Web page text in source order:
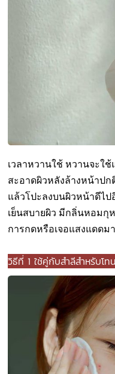
เวลาหวานใช้ หวานจะใ
สะอาดผิวหลังล้างหน้าป
แล้วโปะลงบนผิวหน้าดีไ
เย็นสบายผิว มีกลิ่นหอมกุ
การกดหรือเจอแสงแดดม
วิธีที่ 1 ใช้คู่กับสำลีสำหรับโท